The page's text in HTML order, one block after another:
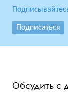
Подписаться
Обсудить с